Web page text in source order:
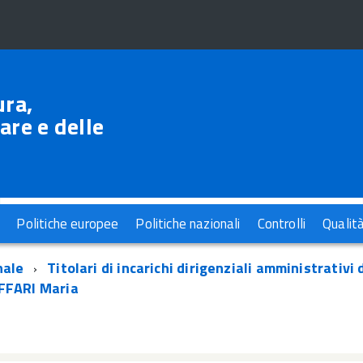
e delle
Politiche europee Politiche nazionali Controlli
Titolari di incarichi dirigenziali amministrativi
Maria